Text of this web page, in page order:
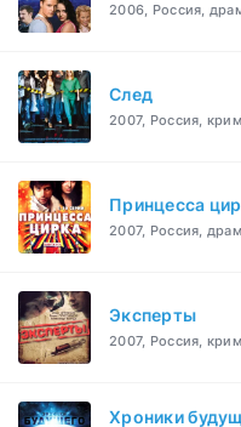
2006, Россия,
След
2007, Россия,
Принцесса
2007, Россия,
Эксперты
2007, Россия,
Хроники